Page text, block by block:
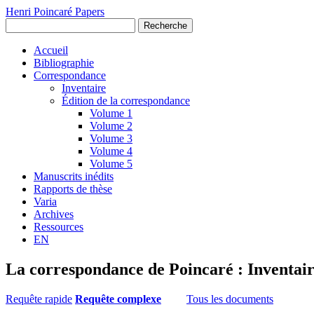
Henri Poincaré Papers
Recherche
Accueil
Bibliographie
Correspondance
Inventaire
Édition de la correspondance
Volume 1
Volume 2
Volume 3
Volume 4
Volume 5
Manuscrits inédits
Rapports de thèse
Varia
Archives
Ressources
EN
La correspondance de Poincaré :
Requête rapide Requête complexe Tous les documents